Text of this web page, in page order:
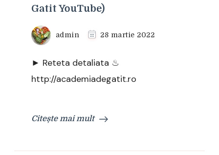
Gatit YouTube)
admin 28 martie 2022
► Reteta detaliata ♨
http://academiadegatit.ro
Citește mai mult